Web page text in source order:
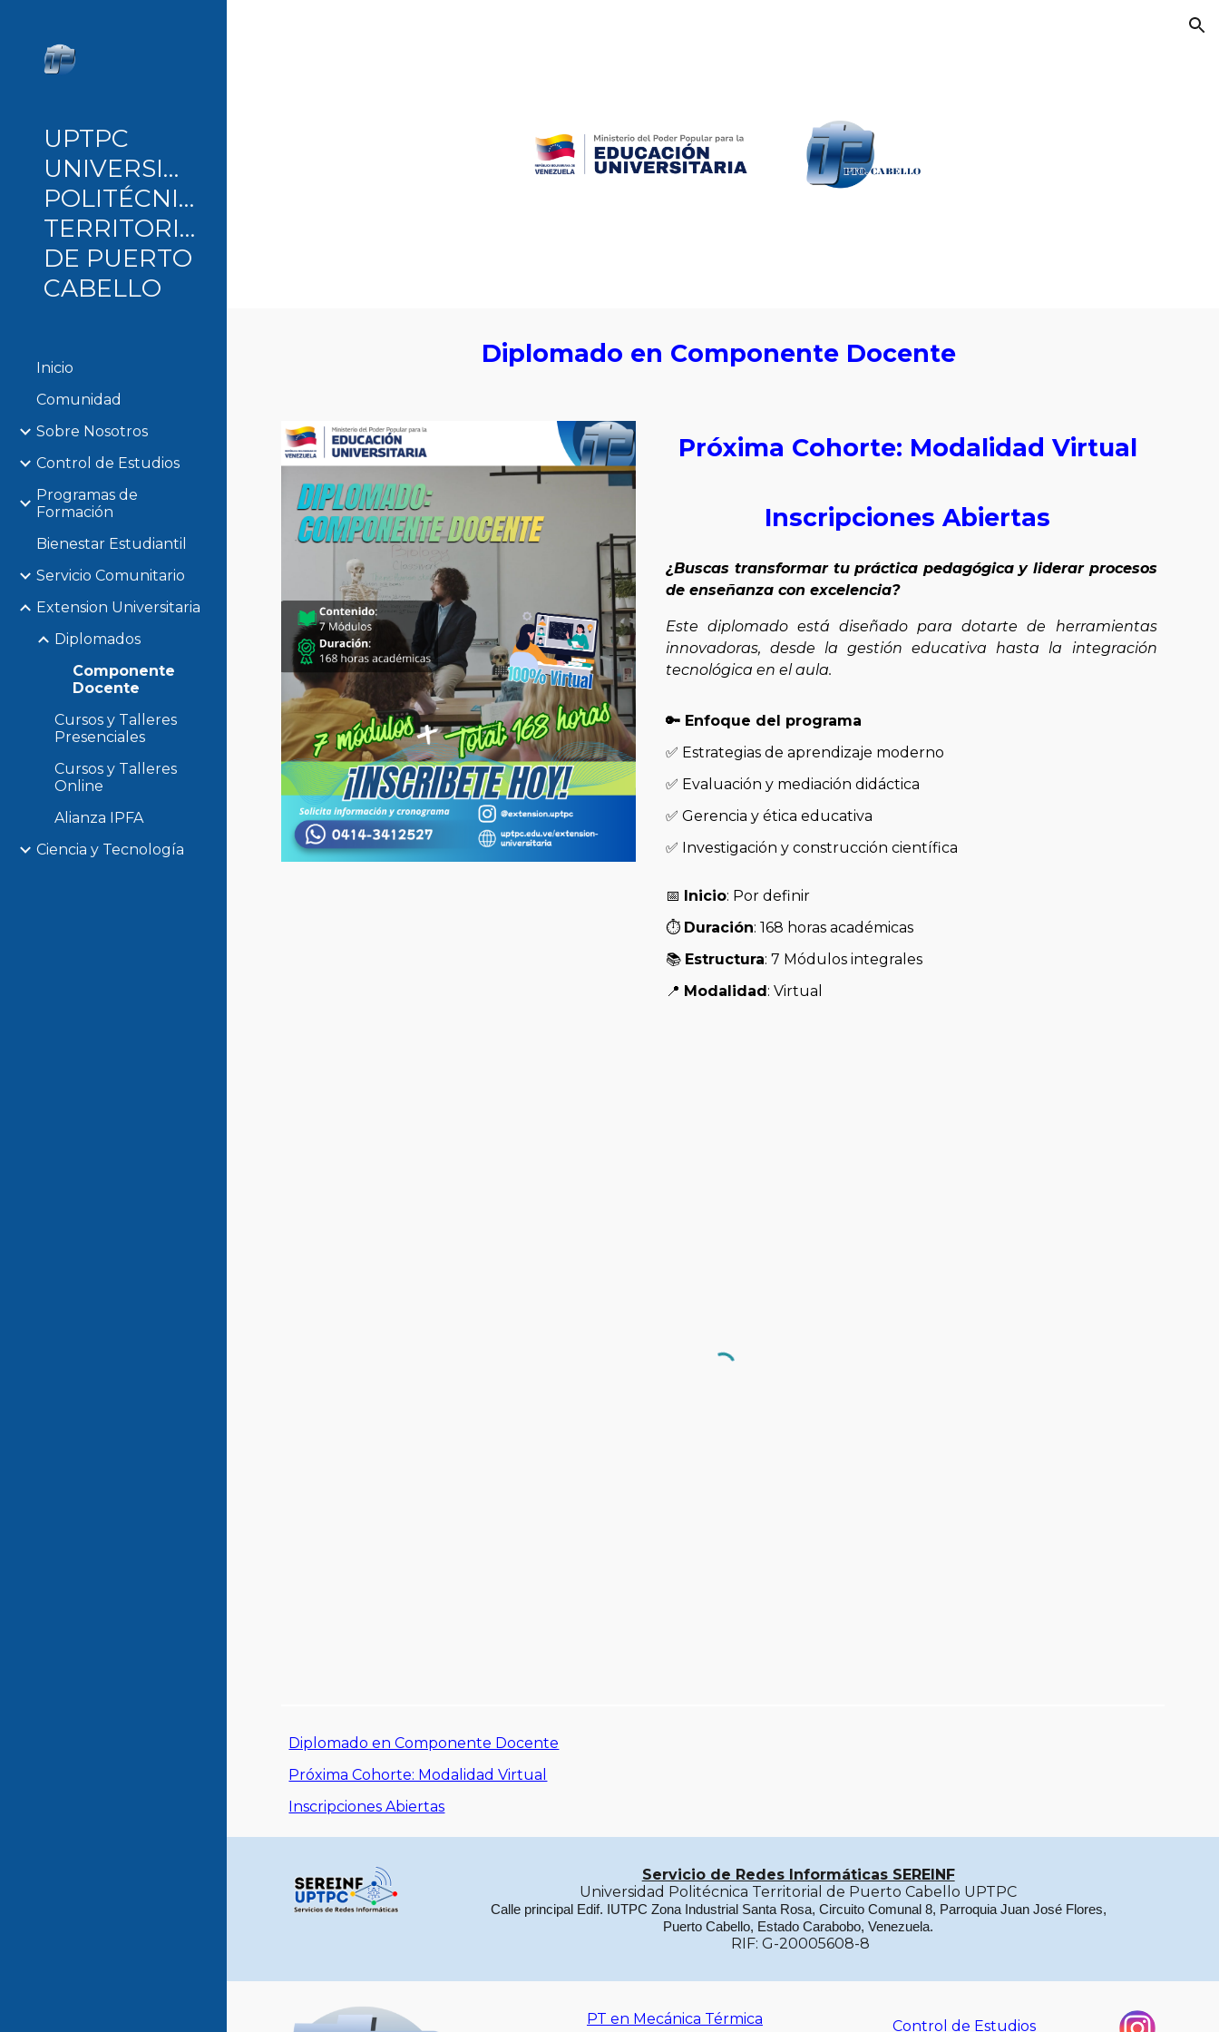
UPTPC
UNIVERSIDAD
POLITÉCNICA
TERRITORIAL
DE PUERTO
CABELLO
Inicio
Comunidad
Sobre Nosotros
Control de Estudios
Programas de
Formación
Bienestar Estudiantil
Servicio Comunitario
Extension Universitaria
Diplomados
Componente
Docente
Cursos y Talleres
Presenciales
Cursos y Talleres
Online
Alianza IPFA
Ciencia y Tecnología
Diplomado en Componente Docente
Próxima Cohorte: Modalidad Virtual
Inscripciones Abiertas
¿Buscas transformar tu práctica pedagógica y liderar procesos
de enseñanza con excelencia?
Este diplomado está diseñado para dotarte de herramientas
innovadoras, desde la gestión educativa hasta la integración
tecnológica en el aula.
​🔑 Enfoque del programa
✅ Estrategias de aprendizaje moderno
✅ Evaluación y mediación didáctica
✅ Gerencia y ética educativa
✅ Investigación y construcción científica
​📅 Inicio: Por definir
⏱️ Duración: 168 horas académicas
📚 Estructura: 7 Módulos integrales
📍 Modalidad : Virtual
Diplomado en Componente Docente
Próxima Cohorte: Modalidad Virtual
Inscripciones Abiertas
Servicio de Redes Informáticas SEREINF
Universidad Politécnica Territorial de Puerto Cabello UPTPC
Calle principal Edif. IUTPC Zona Industrial Santa Rosa, Circuito Comunal 8, Parroquia Juan José Flores,
Puerto Cabello, Estado Carabobo, Venezuela.
RIF: G-20005608-8
PT en Mecánica Térmica Control de Estudios